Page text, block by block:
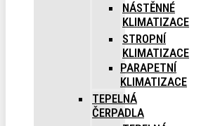
NÁSTĚNNÉ
KLIMATIZACE
STROPNÍ
KLIMATIZACE
PARAPETNÍ
KLIMATIZACE
TEPELNÁ
ČERPADLA